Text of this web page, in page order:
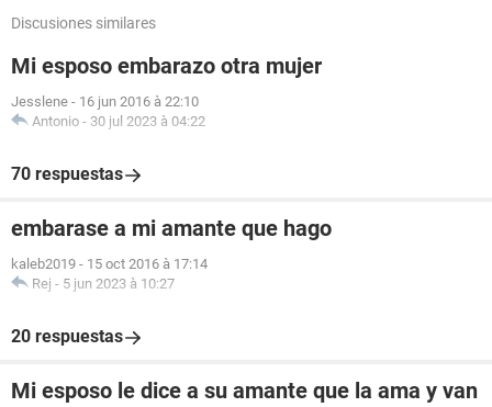
Discusiones similares
Mi esposo embarazo otra mujer
Jesslene - 16 jun 2016 à 22:10
Antonio - 30 jul 2023 à 04:22
70 respuestas
embarase a mi amante que hago
kaleb2019 - 15 oct 2016 à 17:14
Rej - 5 jun 2023 à 10:27
20 respuestas
Mi esposo le dice a su amante que la ama y van